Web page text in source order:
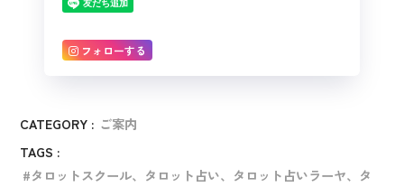
フォローする
CATEGORY : ご案内
TAGS :
タロットスクール、タロット占い、タロット占いラーヤ、タ